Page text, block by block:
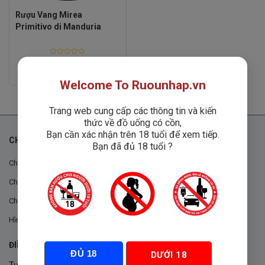
Rượu Vang Mirea
Primitivo di Manduria
CHÍNH SÁCH
Chính sách chung
Chính sách đổi trả
Chính sách mua hàng
Hình thức thanh toán
ĐIỀU KHOẢN VÀ CHÍNH SÁCH
Welcome To Ruounhap.vn
Trang web cung cấp các thông tin và kiến
thức về đồ uống có cồn,
Bạn cần xác nhận trên 18 tuổi để xem tiếp.
Bạn đã đủ 18 tuổi ?
ĐỦ 18
DƯỚI 18